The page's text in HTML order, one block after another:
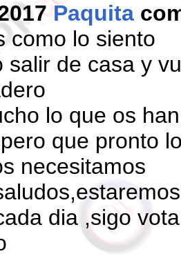
Paquita
como lo siento
salir de casa y
lo que os
que pronto
necesitamos
dia ,sigo